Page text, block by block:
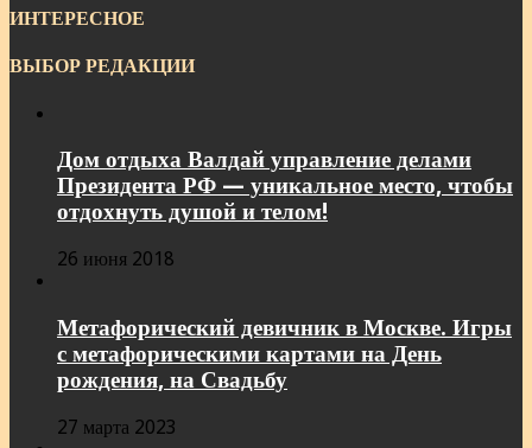
ИНТЕРЕСНОЕ
ВЫБОР РЕДАКЦИИ
Дом отдыха Валдай управление делами
Президента РФ — уникальное место, чтобы
отдохнуть душой и телом!
26 июня 2018
Метафорический девичник в Москве. Игры
с метафорическими картами на День
рождения, на Свадьбу
27 марта 2023